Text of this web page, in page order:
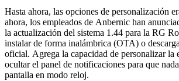
Hasta ahora, las opciones de personalización
ahora, los empleados de Anbernic han
la actualización del sistema 1.44 para la RG
instalar de forma inalámbrica (OTA) o
oficial. Agrega la capacidad de personalizar la
ocultar el panel de notificaciones para que
pantalla en modo reloj.